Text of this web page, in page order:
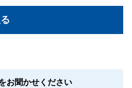
お聞かせください